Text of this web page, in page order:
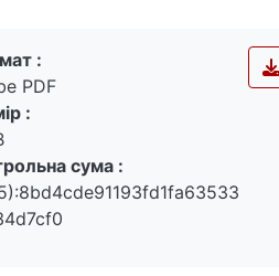
:
PDF
:
сума :